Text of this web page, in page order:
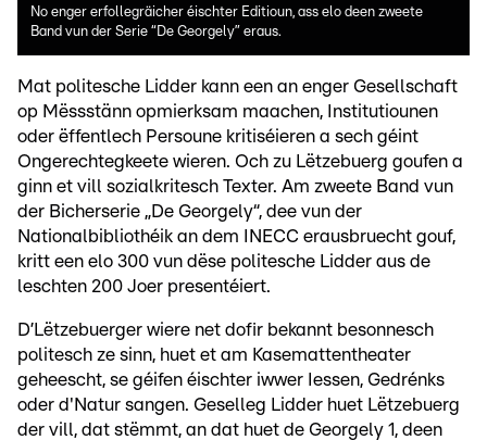
No enger erfollegräicher éischter Editioun, ass elo deen zweete
Band vun der Serie “De Georgely” eraus.
Mat politesche Lidder kann een an enger Gesellschaft
op Mëssstänn opmierksam maachen, Institutiounen
oder ëffentlech Persoune kritiséieren a sech géint
Ongerechtegkeete wieren. Och zu Lëtzebuerg goufen a
ginn et vill sozialkritesch Texter. Am zweete Band vun
der Bicherserie „De Georgely“, dee vun der
Nationalbibliothéik an dem INECC erausbruecht gouf,
kritt een elo 300 vun dëse politesche Lidder aus de
leschten 200 Joer presentéiert.
D’Lëtzebuerger wiere net dofir bekannt besonnesch
politesch ze sinn, huet et am Kasemattentheater
geheescht, se géifen éischter iwwer Iessen, Gedrénks
oder d'Natur sangen. Geselleg Lidder huet Lëtzebuerg
der vill, dat stëmmt, an dat huet de Georgely 1, deen